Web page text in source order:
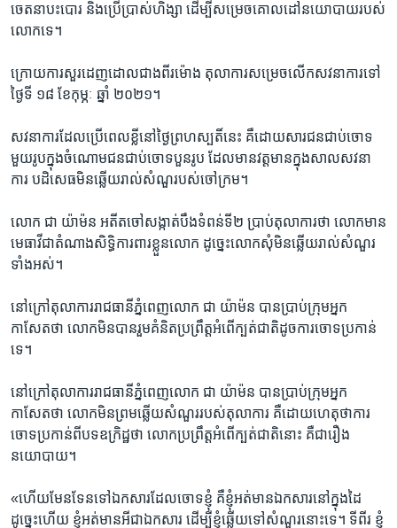
ចេតនា​បះបោរ និង​ប្រើប្រាស់​ហិង្សា​ ដើម្បី​សម្រេច​គោលដៅ​នយោបាយ​របស់​
លោក​ទេ។​
ក្រោយ​ការ​សួ​រដេញដោល​ជាង​ពីរ​ម៉ោង​ តុលាការ​សម្រេច​លើក​សវនាការ​ទៅ​
ថ្ងៃ​ទី​ ១៨ ​ខែ​កុម្ភៈ​ ឆ្នាំ​ ២០២១។
សវនា​ការ​ដែល​ប្រើ​ពេល​ខ្លី​នៅ​ថ្ងៃ​ព្រហស្បតិ៍​នេះ​ គឺ​ដោយសារ​ជនជាប់ចោទ​
មួយ​រូប​ក្នុង​ចំណោម​ជនជាប់ចោទ​បួន​រូប​ ដែល​មាន​វត្តមាន​ក្នុង​សាល​សវនា
ការ​ បដិសេធ​មិន​ឆ្លើយ​រាល់​សំណួ​របស់​ចៅក្រម​។
លោក​ ជា យ៉ាម៉ន​ អតីត​ចៅ​សង្កាត់​បឹង​ទំពន់​ទី​២​ ប្រាប់​តុលាការ​ថា​ លោក​មាន​
មេធាវីជា​តំណាង​សិទ្ធិការ​ពារ​ខ្លួន​លោក​ ដូច្នេះ​លោក​សុំ​មិន​ឆ្លើយរាល់​សំណួរ​
ទាំង​អស់។​
នៅ​ក្រៅ​តុលាការ​រាជធានី​ភ្នំពេញ​លោក​ ជា យ៉ាម៉ន​ បាន​ប្រាប់​ក្រុម​អ្នក
កាសែត​ថា​ លោក​មិន​បាន​រួមគំនិត​ប្រព្រឹត្ត​អំពើ​ក្បត់​ជាតិ​ដូចការ​ចោទ​ប្រកាន់​
ទេ។
នៅ​ក្រៅ​តុលាការ​រាជធានី​ភ្នំពេញ​លោក ​ជា យ៉ាម៉ន ​បាន​ប្រាប់​ក្រុម​អ្នក
កាសែត​ថា​ លោក​មិន​ព្រម​ឆ្លើយ​សំណួរ​របស់​តុលាការ គឺ​ដោយ​ហេតុ​ថា​ការ​
ចោទប្រកាន់​ពី​បទឧក្រិដ្ឋ​ថា លោក​ប្រព្រឹត្តអំពើ​ក្បត់​ជាតិ​នោះ​ គឺ​ជា​រឿង​
នយោបាយ។
«ហើយ​មែន​ទែន​ទៅ​ឯកសារ​ដែល​ចោទ​ខ្ញុំ​ គឺ​ខ្ញុំ​អត់​មាន​ឯកសារ​នៅ​ក្នុង​ដៃ​
ដូច្នេះ​ហើយ​ ខ្ញុំ​អត់​មាន​អី​ជា​ឯកសារ​ ដើម្បី​ខ្ញុំ​ឆ្លើយ​ទៅ​សំណួរ​នោះ​ទេ។ ទី​ពីរ ​ខ្ញុំ​